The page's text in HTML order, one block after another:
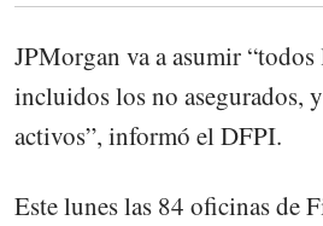
JPMorgan va a asumir
incluidos los no asegurados,
activos”, informó el DFPI.
Este lunes las 84 oficinas de